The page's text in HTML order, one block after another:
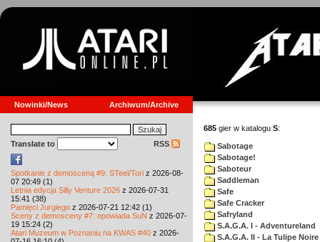
Nowinki/News Archiwum/Archive
Translate to RSS
Spotkanie z demosceną #9: STeel/Tori z 2026-08-
07 20:49 (1)
Letnia edycja Silly Venture 2026 z 2026-07-31
15:41 (38)
Pamięci Jurgiego z 2026-07-21 12:42 (1)
Sceny z demosceny #7: opowiada SuN z 2026-07-
19 15:24 (2)
Atari Muzeum w Poznaniu na KWAS #40 z 2026-
685 gier w katalogu S:
Sabotage
Sabotage!
Saboteur
Saddleman
Safe
Safe Cracker
Safryland
S.A.G.A. I - Adventureland
S.A.G.A. II - La Tulipe Noire